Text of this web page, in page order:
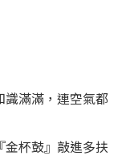
滿滿，連空氣都
杯鼓』敲進多扶